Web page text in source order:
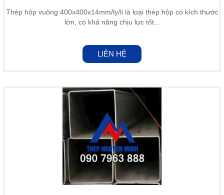
Thép hộp vuông 400x400x14mm/ly/li là loại thép hộp có kích thước
lớn, có khả năng chịu lực tốt...
LIÊN HỆ